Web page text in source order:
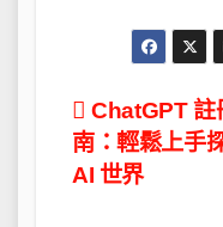
文
章
ChatGPT 註
南：輕鬆上手
AI 世界